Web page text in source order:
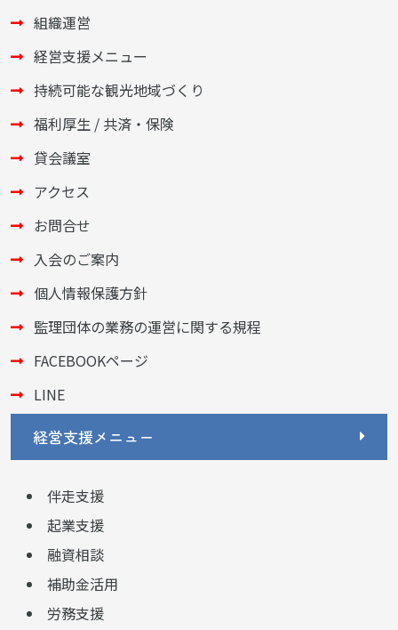
組織運営
経営支援メニュー
持続可能な観光地域づくり
福利厚生 / 共済・保険
貸会議室
アクセス
お問合せ
入会のご案内
個人情報保護方針
監理団体の業務の運営に関する規程
FACEBOOKページ
LINE
経営支援メニュー
伴走支援
起業支援
融資相談
補助金活用
労務支援